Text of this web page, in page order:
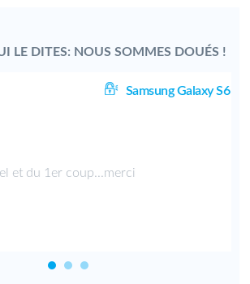
LE DITES: NOUS SOMMES DOUÉS !
Samsung Galaxy S6
et du 1er coup...merci